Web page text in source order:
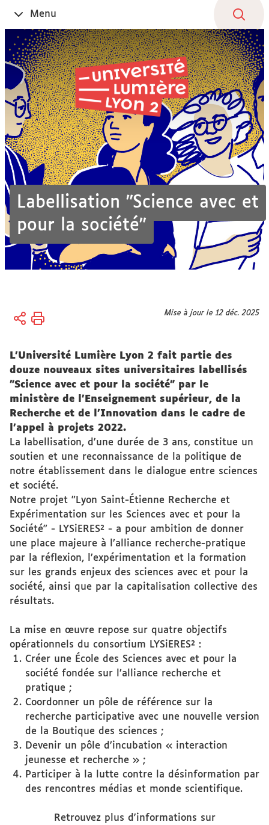
contenu
Ouvrir
le
Menu
Labellisation "Science avec et
pour la société"
Vous
Accueil
Les
grands
projets
Science
avec et
pour la
société
Mise à jour le 12 déc. 2025
L’Université Lumière Lyon 2 fait partie des
douze nouveaux sites universitaires labellisés
"Science avec et pour la société" par le
ministère de l’Enseignement supérieur, de la
Recherche et de l’Innovation dans le cadre de
l’appel à projets 2022.
La labellisation, d'une durée de 3 ans, constitue un
soutien et une reconnaissance de la politique de
notre établissement dans le dialogue entre sciences
et société.
Notre projet "Lyon Saint-Étienne Recherche et
Expérimentation sur les Sciences avec et pour la
Société" - LYSiERES² - a pour ambition de donner
une place majeure à l’alliance recherche-pratique
par la réflexion, l’expérimentation et la formation
sur les grands enjeux des sciences avec et pour la
société, ainsi que par la capitalisation collective des
résultats.
La mise en œuvre repose sur quatre objectifs
opérationnels du consortium LYSiERES² :
Créer une École des Sciences avec et pour la
société fondée sur l’alliance recherche et
pratique ;
Coordonner un pôle de référence sur la
recherche participative avec une nouvelle version
de la Boutique des sciences ;
Devenir un pôle d’incubation « interaction
jeunesse et recherche » ;
Participer à la lutte contre la désinformation par
des rencontres médias et monde scientifique.
Retrouvez plus d'informations sur